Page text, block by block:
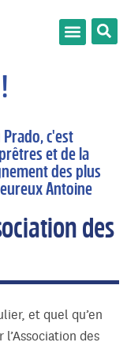
c'est
et de la
des plus
Antoine
des
et quel qu’en
des